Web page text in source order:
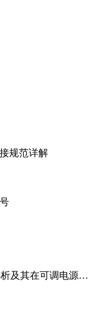
规范详解
及其在可调电源设